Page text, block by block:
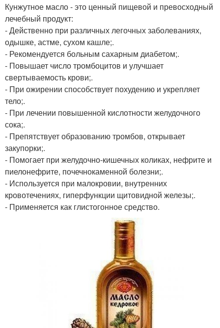
Кунжутное масло - это ценный пищевой и превосходный
лечебный продукт:
- Действенно при различных легочных заболеваниях,
одышке, астме, сухом кашле;.
- Рекомендуется больным сахарным диабетом;.
- Повышает число тромбоцитов и улучшает
свертываемость крови;.
- При ожирении способствует похудению и укрепляет
тело;.
- При лечении повышенной кислотности желудочного
сока;.
- Препятствует образованию тромбов, открывает
закупорки;.
- Помогает при желудочно-кишечных коликах, нефрите и
пиелонефрите, почечнокаменной болезни;.
- Используется при малокровии, внутренних
кровотечениях, гиперфункции щитовидной железы;.
- Применяется как глистогонное средство.